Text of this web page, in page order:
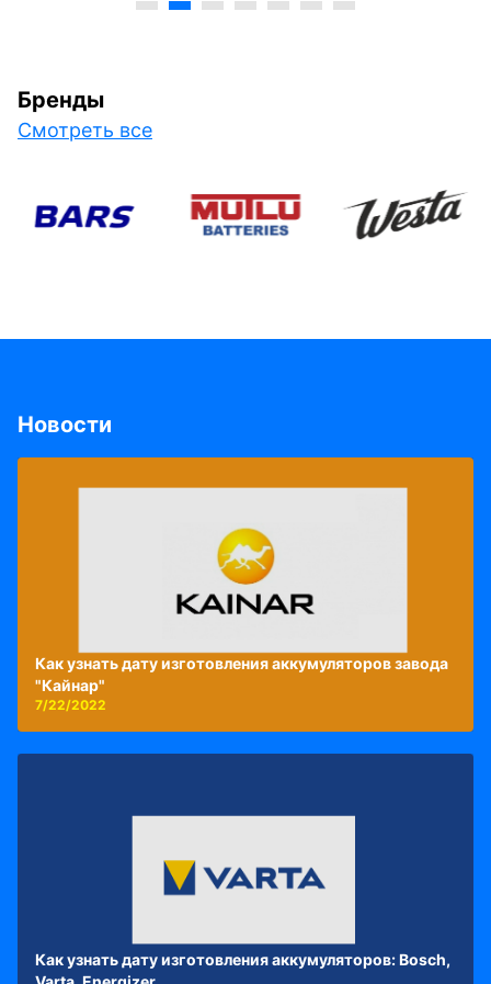
Бренды
Смотреть все
Новости
Как узнать дату изготовления аккумуляторов завода
"Кайнар"
7/22/2022
Как узнать дату изготовления аккумуляторов: Bosch,